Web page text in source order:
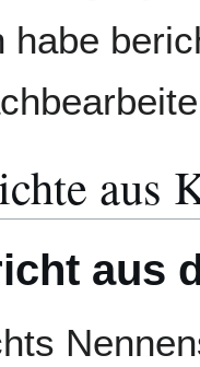
habe
aus
aus